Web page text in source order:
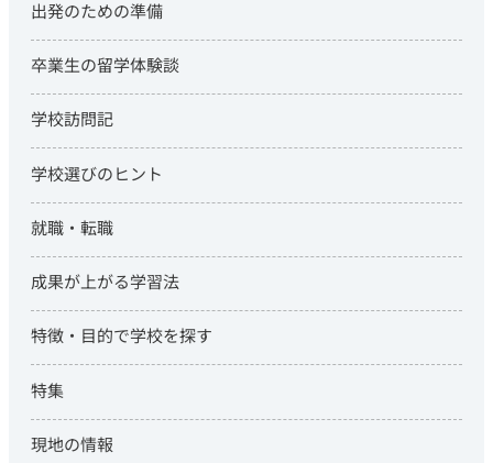
出発のための準備
卒業生の留学体験談
学校訪問記
学校選びのヒント
就職・転職
成果が上がる学習法
特徴・目的で学校を探す
特集
現地の情報